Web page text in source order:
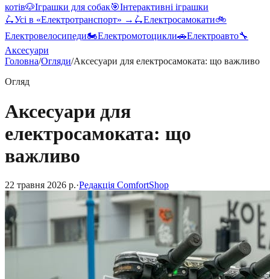
котів🐶Іграшки для собак🎯Інтерактивні іграшки
🛴Усі в «Електротранспорт» → 🛴Електросамокати🚲
Електровелосипеди🏍️Електромотоцикли🚗Електроавто🔧
Аксесуари
Головна/Огляди/Аксесуари для електросамоката: що важливо
Огляд
Аксесуари для
електросамоката: що
важливо
22 травня 2026 р.·Редакція ComfortShop